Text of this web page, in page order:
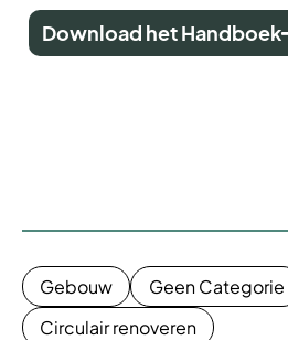
Download het Handboek
Gebouw
Geen Categorie
Circulair renoveren